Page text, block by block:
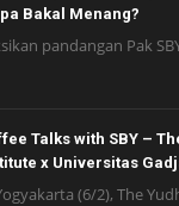
Bakal Menang?
pandangan Pak
Talks with SBY –
x Universitas
(6/2), The